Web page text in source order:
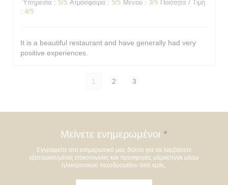
Υπηρεσία : 5/5 Ατμόσφαιρα : 5/5 Μενού : 3/5 Ποιότητα / Τιμή
: 4/5
It is a beautiful restaurant and have generally had very
positive experiences.
1 2 3
Μείνετε ενημερωμένοι *
Εγγραφείτε στο ενημερωτικό μας δελτίο για να λαμβάνετε
εξατομικευμένες επικοινωνίες και προσφορές μάρκετινγκ μέσω
ηλεκτρονικού ταχυδρομείου από εμάς.